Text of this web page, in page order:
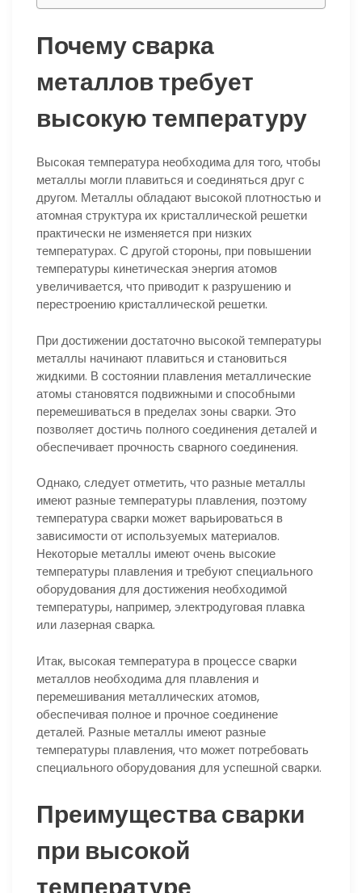
Почему сварка
металлов требует
высокую температуру
Высокая температура необходима для того, чтобы
металлы могли плавиться и соединяться друг с
другом. Металлы обладают высокой плотностью и
атомная структура их кристаллической решетки
практически не изменяется при низких
температурах. С другой стороны, при повышении
температуры кинетическая энергия атомов
увеличивается, что приводит к разрушению и
перестроению кристаллической решетки.
При достижении достаточно высокой температуры
металлы начинают плавиться и становиться
жидкими. В состоянии плавления металлические
атомы становятся подвижными и способными
перемешиваться в пределах зоны сварки. Это
позволяет достичь полного соединения деталей и
обеспечивает прочность сварного соединения.
Однако, следует отметить, что разные металлы
имеют разные температуры плавления, поэтому
температура сварки может варьироваться в
зависимости от используемых материалов.
Некоторые металлы имеют очень высокие
температуры плавления и требуют специального
оборудования для достижения необходимой
температуры, например, электродуговая плавка
или лазерная сварка.
Итак, высокая температура в процессе сварки
металлов необходима для плавления и
перемешивания металлических атомов,
обеспечивая полное и прочное соединение
деталей. Разные металлы имеют разные
температуры плавления, что может потребовать
специального оборудования для успешной сварки.
Преимущества сварки
при высокой